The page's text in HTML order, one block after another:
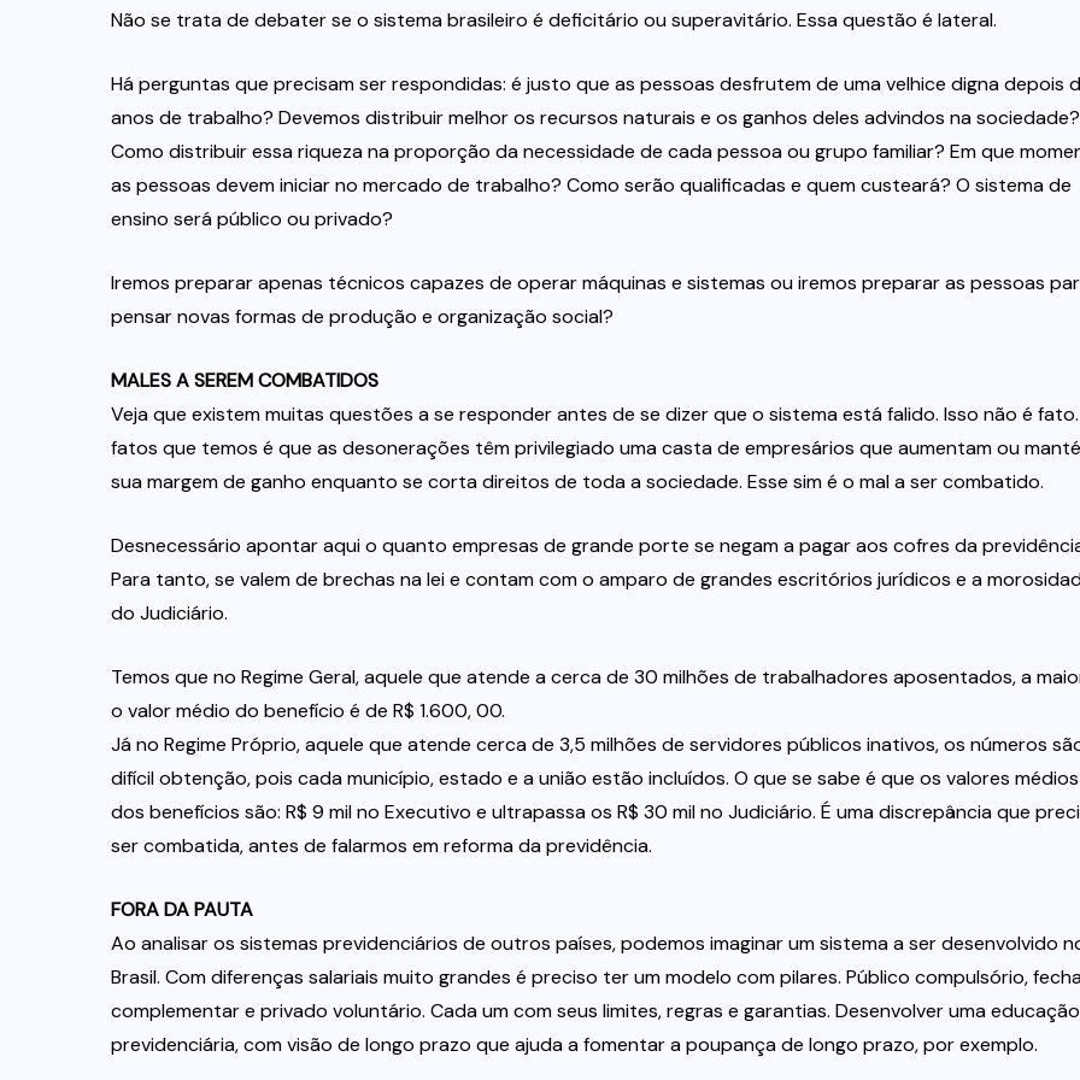
Não se trata de debater se o sistema brasileiro é deficitário ou superavitário. Essa questão é lateral.
Há perguntas que precisam ser respondidas: é justo que as pessoas desfrutem de uma velhice digna depois
anos de trabalho? Devemos distribuir melhor os recursos naturais e os ganhos deles advindos na sociedade?
Como distribuir essa riqueza na proporção da necessidade de cada pessoa ou grupo familiar? Em que
as pessoas devem iniciar no mercado de trabalho? Como serão qualificadas e quem custeará? O sistema de
ensino será público ou privado?
Iremos preparar apenas técnicos capazes de operar máquinas e sistemas ou iremos preparar as pessoas
pensar novas formas de produção e organização social?
MALES A SEREM COMBATIDOS
Veja que existem muitas questões a se responder antes de se dizer que o sistema está falido. Isso não é
fatos que temos é que as desonerações têm privilegiado uma casta de empresários que aumentam ou
sua margem de ganho enquanto se corta direitos de toda a sociedade. Esse sim é o mal a ser combatido.
Desnecessário apontar aqui o quanto empresas de grande porte se negam a pagar aos cofres da
Para tanto, se valem de brechas na lei e contam com o amparo de grandes escritórios jurídicos e a
do Judiciário.
Temos que no Regime Geral, aquele que atende a cerca de 30 milhões de trabalhadores aposentados, a
o valor médio do benefício é de R$ 1.600, 00.
Já no Regime Próprio, aquele que atende cerca de 3,5 milhões de servidores públicos inativos, os números
difícil obtenção, pois cada município, estado e a união estão incluídos. O que se sabe é que os valores médios
dos benefícios são: R$ 9 mil no Executivo e ultrapassa os R$ 30 mil no Judiciário. É uma discrepância que
ser combatida, antes de falarmos em reforma da previdência.
FORA DA PAUTA
Ao analisar os sistemas previdenciários de outros países, podemos imaginar um sistema a ser desenvolvido
Brasil. Com diferenças salariais muito grandes é preciso ter um modelo com pilares. Público compulsório,
complementar e privado voluntário. Cada um com seus limites, regras e garantias. Desenvolver uma educação
previdenciária, com visão de longo prazo que ajuda a fomentar a poupança de longo prazo, por exemplo.